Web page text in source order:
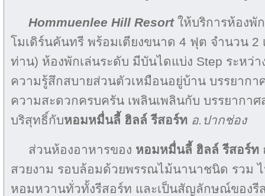
Hommuenlee Hill Resort ให้บริการห้องพั
โมเดิร์นคันทรี พร้อมเตียงขนาด 4 ฟุต จำนวน 2
ท่าน) ห้องพักเล่นระดับ มีบันไดแบ่ง Step ระหว่
ความรู้สึกสบายส่วนตัวเหมือนอยู่บ้าน บรรยากา
ความสะดวกครบครัน เพลินเพลินกับ บรรยากา
บริสุทธิ์กับหอมหมื่นลี้ ฮิลล์ รีสอร์ท อ.ปากช่อง
ส่วนห้องอาหารของ หอมหมื่นลี้ ฮิลล์ รีสอร์ท
สวยงาม รอบล้อมด้วยพรรณไม้นานาชนิด รวม
หอมหวานทั่วทั้งรีสอร์ท และเป็นสัญลักษณ์ของรี